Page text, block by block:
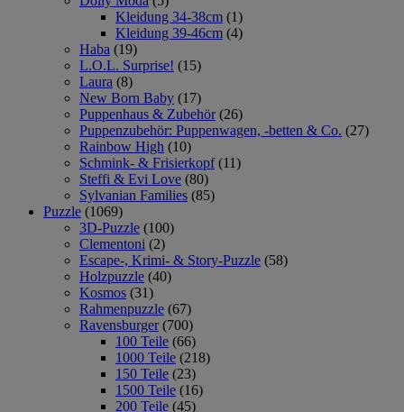
Kleidung 34-38cm (1)
Kleidung 39-46cm (4)
Haba (19)
L.O.L. Surprise! (15)
Laura (8)
New Born Baby (17)
Puppenhaus & Zubehör (26)
Puppenzubehör: Puppenwagen, -betten & Co. (27)
Rainbow High (10)
Schmink- & Frisierkopf (11)
Steffi & Evi Love (80)
Sylvanian Families (85)
Puzzle (1069)
3D-Puzzle (100)
Clementoni (2)
Escape-, Krimi- & Story-Puzzle (58)
Holzpuzzle (40)
Kosmos (31)
Rahmenpuzzle (67)
Ravensburger (700)
100 Teile (66)
1000 Teile (218)
150 Teile (23)
1500 Teile (16)
200 Teile (45)